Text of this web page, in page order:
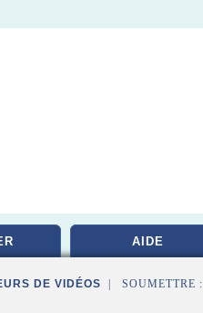
AIDE
DE VIDÉOS | SOUMETTRE :